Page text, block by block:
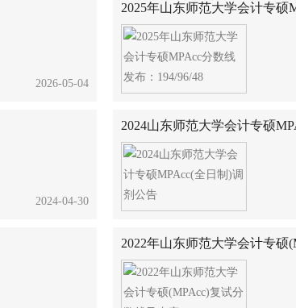
2026-05-04
2025年山东师范大学会计专硕
2024-04-30
2024山东师范大学会计专硕
2022年山东师范大学会计专硕